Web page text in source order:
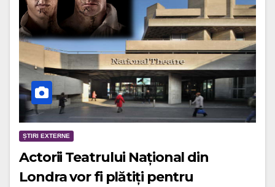
ȘTIRI EXTERNE
Actorii Teatrului Național din
Londra vor fi plătiți pentru